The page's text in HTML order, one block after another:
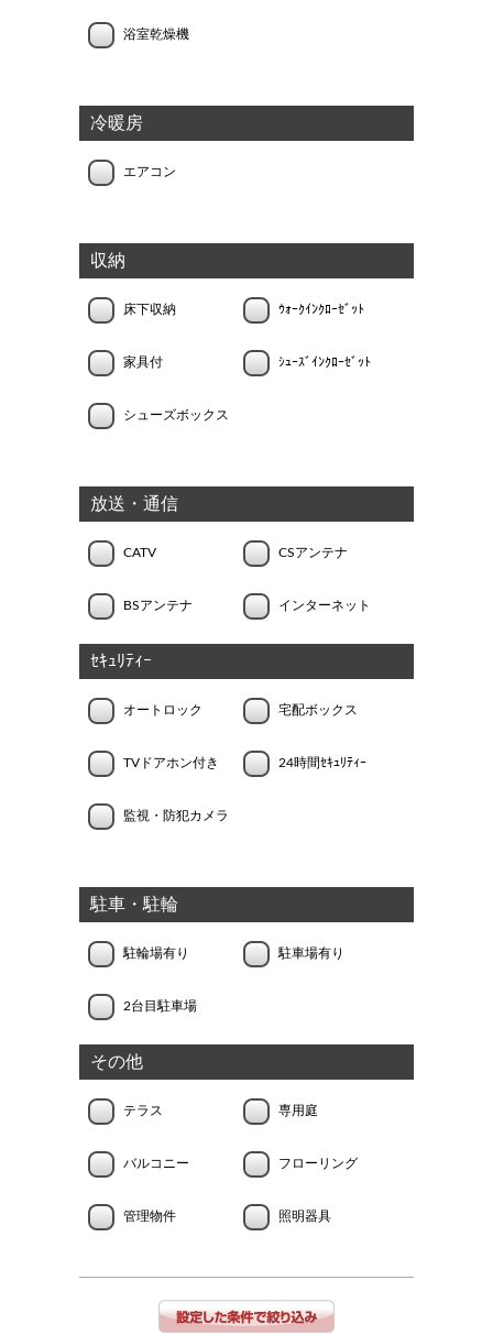
浴室乾燥機
冷暖房
エアコン
収納
床下収納 ｳｫｰｸｲﾝｸﾛｰｾﾞｯﾄ
家具付 ｼｭｰｽﾞｲﾝｸﾛｰｾﾞｯﾄ
シューズボックス
放送・通信
CATV CSアンテナ
BSアンテナ インターネット
ｾｷｭﾘﾃｨｰ
オートロック 宅配ボックス
TVドアホン付き 24時間ｾｷｭﾘﾃｨｰ
監視・防犯カメラ
駐車・駐輪
駐輪場有り 駐車場有り
2台目駐車場
その他
テラス 専用庭
バルコニー フローリング
管理物件 照明器具